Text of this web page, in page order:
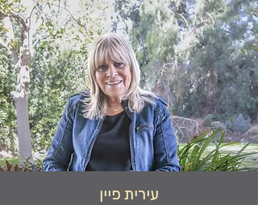
עירית פיין